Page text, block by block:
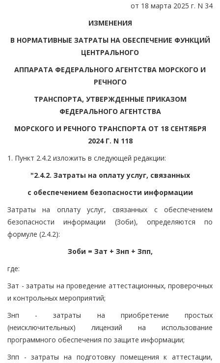
от 18 марта 2025 г. N 34
ИЗМЕНЕНИЯ
В НОРМАТИВНЫЕ ЗАТРАТЫ НА ОБЕСПЕЧЕНИЕ ФУНКЦИЙ
ЦЕНТРАЛЬНОГО
АППАРАТА ФЕДЕРАЛЬНОГО АГЕНТСТВА МОРСКОГО И
РЕЧНОГО
ТРАНСПОРТА, УТВЕРЖДЕННЫЕ ПРИКАЗОМ
ФЕДЕРАЛЬНОГО АГЕНТСТВА
МОРСКОГО И РЕЧНОГО ТРАНСПОРТА ОТ 18 СЕНТЯБРЯ
2024 Г. N 118
1. Пункт 2.4.2 изложить в следующей редакции:
"2.4.2. Затраты на оплату услуг, связанных
с обеспечением безопасности информации
Затраты на оплату услуг, связанных с обеспечением
безопасности информации (Зоби), определяются по
формуле (2.4.2):
Зоби = Зат + Знп + Зпп,
где:
Зат - затраты на проведение аттестационных, проверочных
и контрольных мероприятий;
Знп - затраты на приобретение простых
(неисключительных) лицензий на использование
программного обеспечения по защите информации;
Зпп - затраты на подготовку помещения к аттестации,